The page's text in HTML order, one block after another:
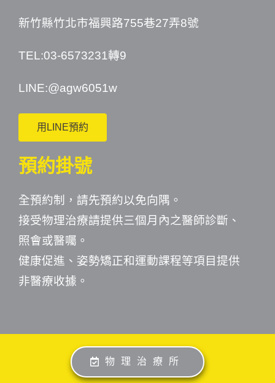
新竹縣竹北市福興路755巷27弄8號
TEL:03-6573231轉9
LINE:@agw6051w
用LINE預約
預約掛號
全預約制，請先預約以免向隅。
接受物理治療請提供三個月內之醫師診斷、
照會或醫囑。
健康促進、姿勢矯正和運動課程等項目提供
非醫療收據。
物理治療所